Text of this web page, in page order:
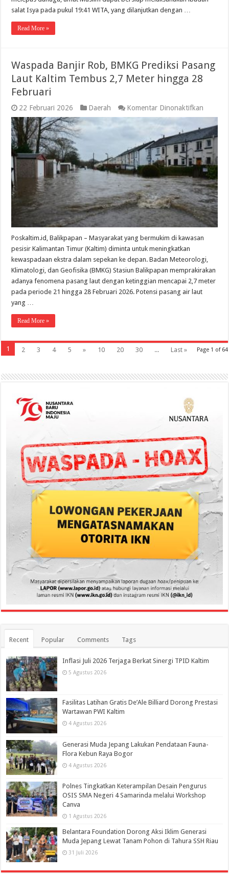
salat Isya pada pukul 19:41 WITA, yang dilanjutkan dengan …
Read More »
Waspada Banjir Rob, BMKG Prediksi Pasang
Laut Kaltim Tembus 2,7 Meter hingga 28
Februari
22 Februari 2026 Daerah Komentar Dinonaktifkan
Banjir
Rob,
BMKG
Prediksi
Pasang
Laut
Kaltim
Tembus
2,7
Meter
hingga
28
Februari
Poskaltim.id, Balikpapan – Masyarakat yang bermukim di kawasan
pesisir Kalimantan Timur (Kaltim) diminta untuk meningkatkan
kewaspadaan ekstra dalam sepekan ke depan. Badan Meteorologi,
Klimatologi, dan Geofisika (BMKG) Stasiun Balikpapan memprakirakan
adanya fenomena pasang laut dengan ketinggian mencapai 2,7 meter
pada periode 21 hingga 28 Februari 2026. Potensi pasang air laut
yang …
Read More »
Page 1 of 64
1 2 3 4 5 » 10 20 30 ... Last »
Recent Popular Comments Tags
Inflasi Juli 2026 Terjaga Berkat Sinergi TPID Kaltim
5 Agustus 2026
Fasilitas Latihan Gratis De’Ale Billiard Dorong Prestasi
Wartawan PWI Kaltim
4 Agustus 2026
Generasi Muda Jepang Lakukan Pendataan Fauna-
Flora Kebun Raya Bogor
4 Agustus 2026
Polnes Tingkatkan Keterampilan Desain Pengurus
OSIS SMA Negeri 4 Samarinda melalui Workshop
Canva
1 Agustus 2026
Belantara Foundation Dorong Aksi Iklim Generasi
Muda Jepang Lewat Tanam Pohon di Tahura SSH Riau
31 Juli 2026